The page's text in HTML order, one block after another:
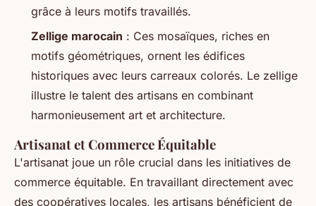
grâce à leurs motifs travaillés.
Zellige marocain : Ces mosaïques, riches en
motifs géométriques, ornent les édifices
historiques avec leurs carreaux colorés. Le zellige
illustre le talent des artisans en combinant
harmonieusement art et architecture.
Artisanat et Commerce Équitable
L'artisanat joue un rôle crucial dans les initiatives de
commerce équitable. En travaillant directement avec
des coopératives locales, les artisans bénéficient de